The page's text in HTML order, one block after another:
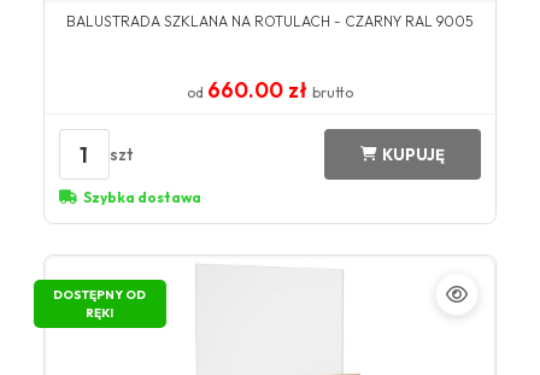
BALUSTRADA SZKLANA NA ROTULACH - CZARNY RAL 9005
od 660.00 zł brutto
1 szt KUPUJĘ
Szybka dostawa
DOSTĘPNY OD
RĘKI